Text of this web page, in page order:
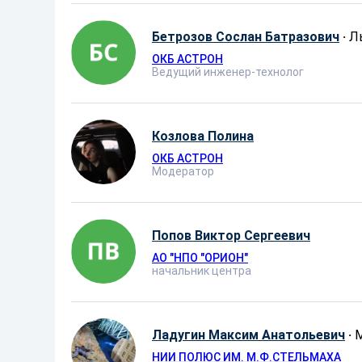
Бетрозов Сослан Батразович ·
ОКБ АСТРОН
Ведущий инженер-технолог
Козлова Полина
ОКБ АСТРОН
Модератор
Попов Виктор Сергеевич
АО ″НПО ″ОРИОН″
начальник центра
Ладугин Максим Анатольевич ·
НИИ ПОЛЮС ИМ. М.Ф.СТЕЛЬМАХА